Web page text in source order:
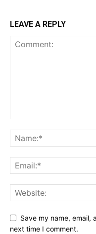
LEAVE A REPLY
Save my name, email,
next time I comment.